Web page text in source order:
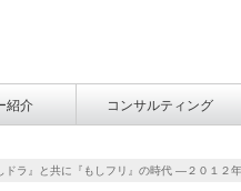
紹介 コンサルティング
ドラ』と共に『もしフリ』の時代 ―２０１